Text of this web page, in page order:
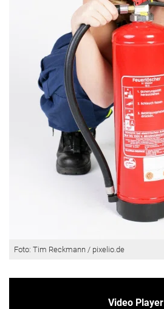
Foto: Tim Reckmann / pixelio.de
Video Player